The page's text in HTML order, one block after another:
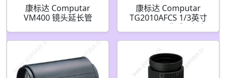
康标达 Computar
VM400 镜头延长管
康标达 Computar
TG2010AFCS 1/3英寸
2mm F1.0 非球面视频